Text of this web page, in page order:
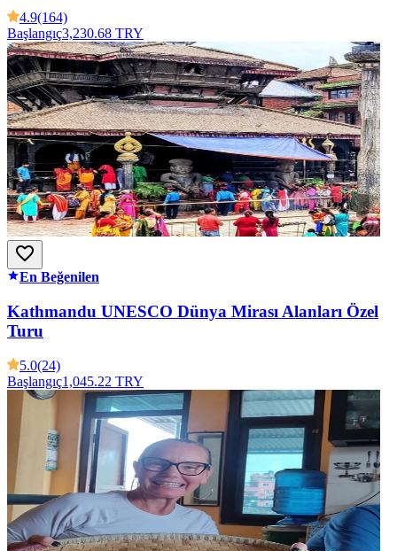
4.9(164)
Başlangıç3,230.68 TRY
En Beğenilen
Kathmandu UNESCO Dünya Mirası Alanları Özel
Turu
5.0(24)
Başlangıç1,045.22 TRY